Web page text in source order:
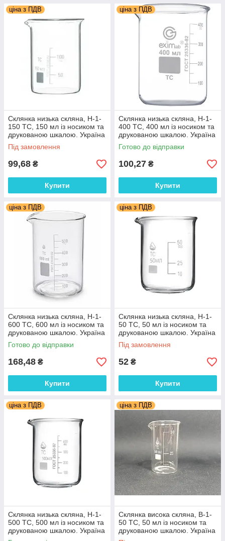
ціна з ПДВ
Склянка низька скляна, Н-1-
150 ТС, 150 мл із носиком та
друкованою шкалою. Україна
Під замовлення
99,68 ₴
Купити
ціна з ПДВ
Склянка низька скляна, Н-1-
400 ТС, 400 мл із носиком та
друкованою шкалою. Україна
Готово до відправки
100,27 ₴
Купити
ціна з ПДВ
Склянка низька скляна, Н-1-
600 ТС, 600 мл із носиком та
друкованою шкалою. Україна
Готово до відправки
168,48 ₴
Купити
ціна з ПДВ
Склянка низька скляна, Н-1-
50 ТС, 50 мл із носиком та
друкованою шкалою. Україна
Під замовлення
52 ₴
Купити
ціна з ПДВ
Склянка низька скляна, Н-1-
500 ТС, 500 мл із носиком та
друкованою шкалою. Україна
ціна з ПДВ
Склянка висока скляна, В-1-
50 ТС, 50 мл із носиком та
друкованою шкалою. Україна